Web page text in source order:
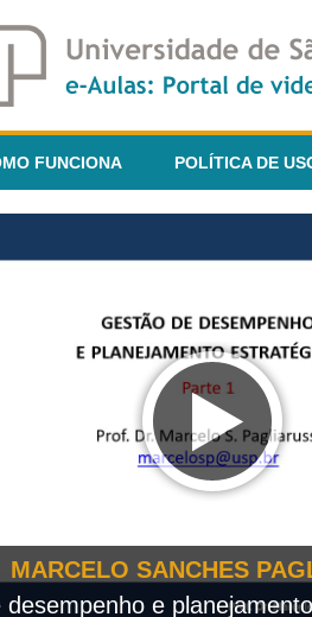
FUNCIONA POLÍTICA DE
MARCELO SANCHES
desempenho e